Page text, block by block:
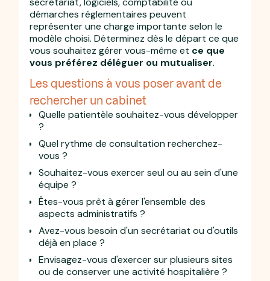
démarches réglementaires peuvent
représenter une charge importante selon le
modèle choisi. Déterminez dès le départ ce que
vous souhaitez gérer vous-même et ce que
vous préférez déléguer ou mutualiser.
Les questions à vous poser avant de
rechercher un cabinet
Quelle patientèle souhaitez-vous développer
?
Quel rythme de consultation recherchez-
vous ?
Souhaitez-vous exercer seul ou au sein d'une
équipe ?
Êtes-vous prêt à gérer l'ensemble des
aspects administratifs ?
Avez-vous besoin d'un secrétariat ou d'outils
déjà en place ?
Envisagez-vous d'exercer sur plusieurs sites
ou de conserver une activité hospitalière ?